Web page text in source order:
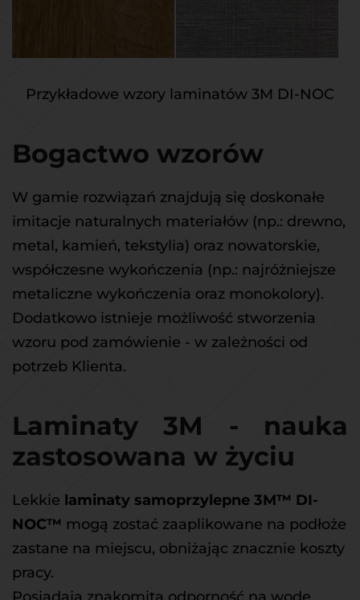
Przykładowe wzory laminatów 3M DI-NOC
Bogactwo wzorów
W gamie rozwiązań znajdują się doskonałe
imitacje naturalnych materiałów (np.: drewno,
metal, kamień, tekstylia) oraz nowatorskie,
współczesne wykończenia (np.: najróżniejsze
metaliczne wykończenia oraz monokolory).
Dodatkowo istnieje możliwość stworzenia
wzoru pod zamówienie - w zależności od
potrzeb Klienta.
Laminaty 3M - nauka
zastosowana w życiu
Lekkie laminaty samoprzylepne 3M™ DI-
NOC™ mogą zostać zaaplikowane na podłoże
zastane na miejscu, obniżając znacznie koszty
pracy.